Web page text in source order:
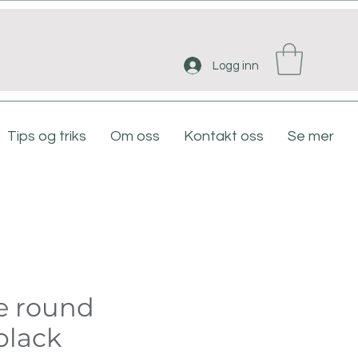
Logg inn
Tips og triks Om oss Kontakt oss Se mer
round